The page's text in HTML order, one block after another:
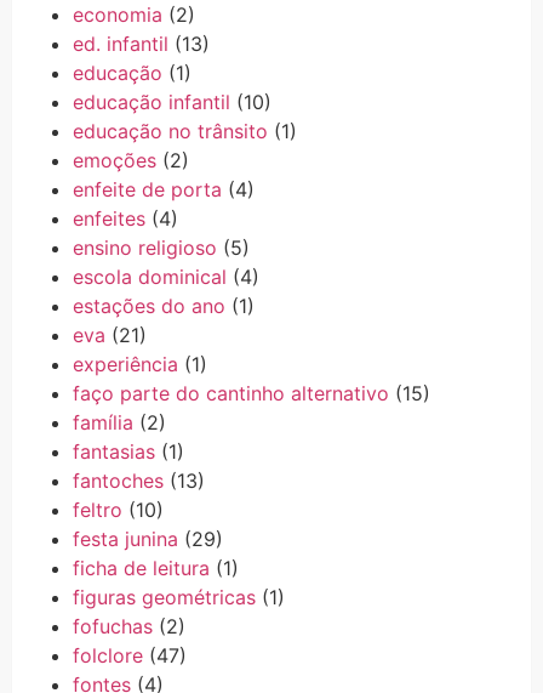
economia (2)
ed. infantil (13)
educação (1)
educação infantil (10)
educação no trânsito (1)
emoções (2)
enfeite de porta (4)
enfeites (4)
ensino religioso (5)
escola dominical (4)
estações do ano (1)
eva (21)
experiência (1)
faço parte do cantinho alternativo (15)
família (2)
fantasias (1)
fantoches (13)
feltro (10)
festa junina (29)
ficha de leitura (1)
figuras geométricas (1)
fofuchas (2)
folclore (47)
fontes (4)